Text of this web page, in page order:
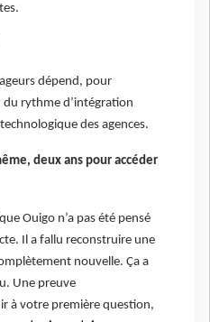
dépend, pour
du rythme d’intégration
des agences.
deux ans pour accéder
Ouigo n’a pas été pensé
Il a fallu reconstruire une
nouvelle. Ça a
Une preuve
à votre première question,